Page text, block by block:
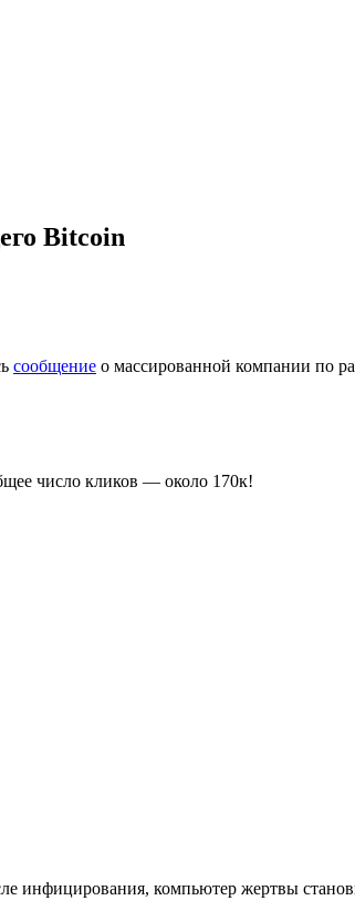
Bitcoin
сообщение о массированной компании по
число кликов — около 170к!
инфицирования, компьютер жертвы